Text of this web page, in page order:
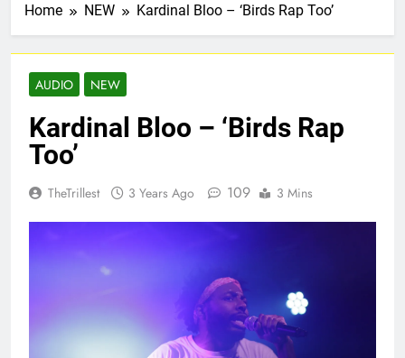
Home NEW Kardinal Bloo – ‘Birds Rap Too’
AUDIO NEW
Kardinal Bloo – ‘Birds Rap
Too’
TheTrillest 3 Years Ago 109 3 Mins